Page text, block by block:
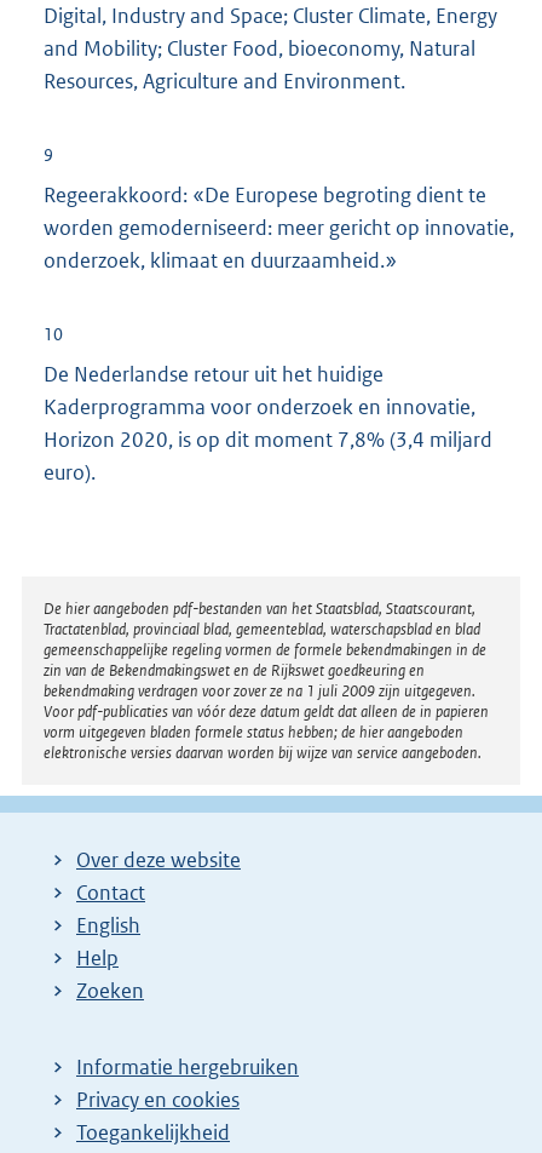
Digital, Industry and Space; Cluster Climate, Energy
and Mobility; Cluster Food, bioeconomy, Natural
Resources, Agriculture and Environment.
9
Regeerakkoord: «De Europese begroting dient te
worden gemoderniseerd: meer gericht op innovatie,
onderzoek, klimaat en duurzaamheid.»
10
De Nederlandse retour uit het huidige
Kaderprogramma voor onderzoek en innovatie,
Horizon 2020, is op dit moment 7,8% (3,4 miljard
euro).
Disclaimer
De hier aangeboden pdf-bestanden van het Staatsblad, Staatscourant,
Tractatenblad, provinciaal blad, gemeenteblad, waterschapsblad en blad
gemeenschappelijke regeling vormen de formele bekendmakingen in de
zin van de Bekendmakingswet en de Rijkswet goedkeuring en
bekendmaking verdragen voor zover ze na 1 juli 2009 zijn uitgegeven.
Voor pdf-publicaties van vóór deze datum geldt dat alleen de in papieren
vorm uitgegeven bladen formele status hebben; de hier aangeboden
elektronische versies daarvan worden bij wijze van service aangeboden.
Over deze website
Contact
English
Help
Zoeken
Informatie hergebruiken
Privacy en cookies
Toegankelijkheid